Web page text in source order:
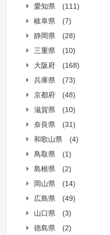
愛知県
(111)
岐阜県
(7)
静岡県
(28)
三重県
(10)
大阪府
(168)
兵庫県
(73)
京都府
(48)
滋賀県
(10)
奈良県
(31)
和歌山県
(4)
鳥取県
(1)
島根県
(2)
岡山県
(14)
広島県
(49)
山口県
(3)
徳島県
(2)